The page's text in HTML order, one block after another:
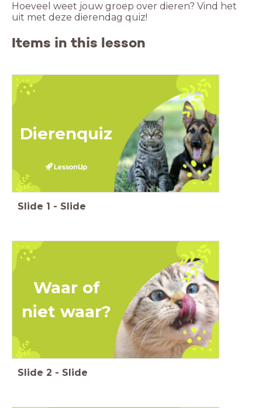
Hoeveel weet jouw groep over dieren? Vind het
uit met deze dierendag quiz!
Items in this lesson
Dierenquiz
Slide 1 - Slide
Waar of
niet waar?
Slide 2 - Slide